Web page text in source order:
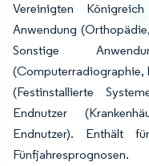
Vereinigten
Anwendung
Sonstige
(Computerradiographie,
(Festinstallierte
Endnutzer
Endnutzer). Enthält
Fünfjahresprognosen.